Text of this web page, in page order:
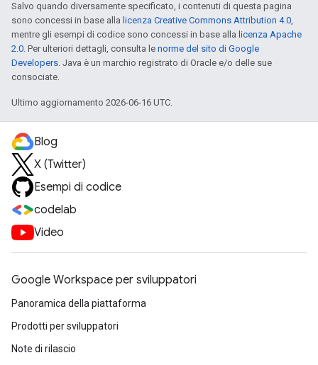
Salvo quando diversamente specificato, i contenuti di questa pagina
sono concessi in base alla licenza Creative Commons Attribution 4.0,
mentre gli esempi di codice sono concessi in base alla licenza Apache
2.0. Per ulteriori dettagli, consulta le norme del sito di Google
Developers. Java è un marchio registrato di Oracle e/o delle sue
consociate.
Ultimo aggiornamento 2026-06-16 UTC.
Blog
X (Twitter)
Esempi di codice
codelab
Video
Google Workspace per sviluppatori
Panoramica della piattaforma
Prodotti per sviluppatori
Note di rilascio